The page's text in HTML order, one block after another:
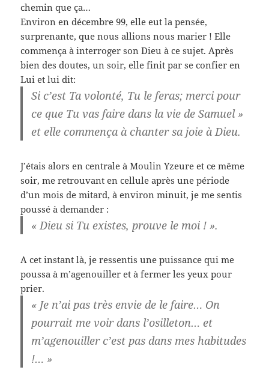
chemin que ça…
Environ en décembre 99, elle eut la pensée,
surprenante, que nous allions nous marier ! Elle
commença à interroger son Dieu à ce sujet. Après
bien des doutes, un soir, elle finit par se confier en
Lui et lui dit:
Si c’est Ta volonté, Tu le feras; merci pour
ce que Tu vas faire dans la vie de Samuel »
et elle commença à chanter sa joie à Dieu.
J’étais alors en centrale à Moulin Yzeure et ce même
soir, me retrouvant en cellule après une période
d’un mois de mitard, à environ minuit, je me sentis
poussé à demander :
« Dieu si Tu existes, prouve le moi ! ».
A cet instant là, je ressentis une puissance qui me
poussa à m’agenouiller et à fermer les yeux pour
prier.
« Je n’ai pas très envie de le faire… On
pourrait me voir dans l’osilleton… et
m’agenouiller c’est pas dans mes habitudes
!… »